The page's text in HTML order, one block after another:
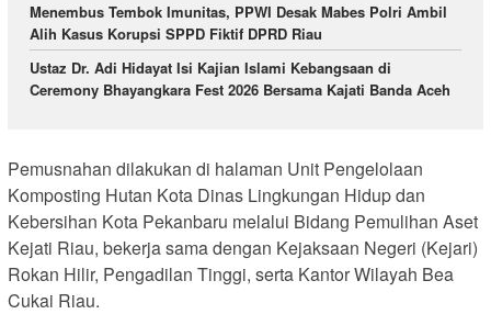
Menembus Tembok Imunitas, PPWI Desak Mabes Polri Ambil
Alih Kasus Korupsi SPPD Fiktif DPRD Riau
Ustaz Dr. Adi Hidayat Isi Kajian Islami Kebangsaan di
Ceremony Bhayangkara Fest 2026 Bersama Kajati Banda Aceh
Pemusnahan dilakukan di halaman Unit Pengelolaan
Komposting Hutan Kota Dinas Lingkungan Hidup dan
Kebersihan Kota Pekanbaru melalui Bidang Pemulihan Aset
Kejati Riau, bekerja sama dengan Kejaksaan Negeri (Kejari)
Rokan Hilir, Pengadilan Tinggi, serta Kantor Wilayah Bea
Cukai Riau.